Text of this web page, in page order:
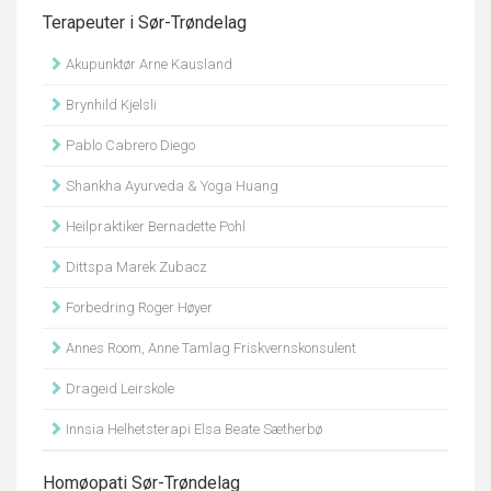
Terapeuter i Sør-Trøndelag
Akupunktør Arne Kausland
Brynhild Kjelsli
Pablo Cabrero Diego
Shankha Ayurveda & Yoga Huang
Heilpraktiker Bernadette Pohl
Dittspa Marek Zubacz
Forbedring Roger Høyer
Annes Room, Anne Tamlag Friskvernskonsulent
Drageid Leirskole
Innsia Helhetsterapi Elsa Beate Sætherbø
Homøopati Sør-Trøndelag